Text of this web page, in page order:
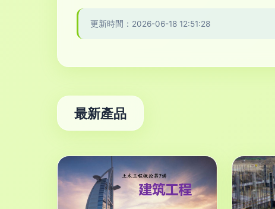
更新時間：2026-06-18 12:51:28
最新產品